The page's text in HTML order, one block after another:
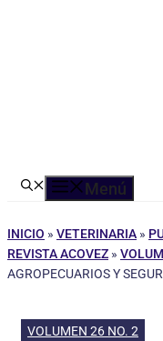
Menú
INICIO » VETERINARIA »
REVISTA ACOVEZ »
AGROPECUARIOS Y
VOLUMEN 26 NO. 2